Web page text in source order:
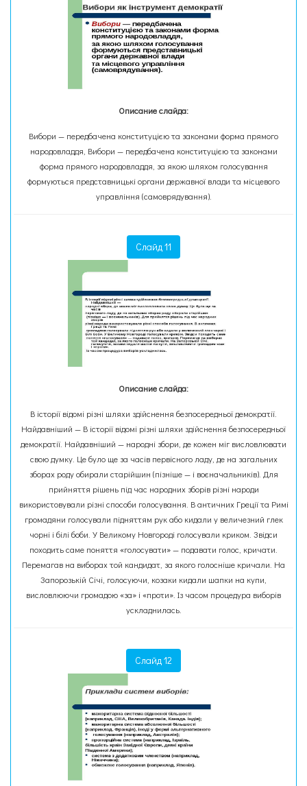
Описание слайда:
Вибори — передбачена конституцією та законами форма прямого
народовладдя, Вибори — передбачена конституцією та законами
форма прямого народовладдя, за якою шляхом голосування
формуються представницькі органи державної влади та місцевого
управління (самоврядування).
Слайд 11
Описание слайда:
В історії відомі різні шляхи здійснення безпосередньої демократії.
Найдавніший — В історії відомі різні шляхи здійснення безпосередньої
демократії. Найдавніший — народні збори, де кожен міг висловлювати
свою думку. Це було ще за часів первісного ладу, де на загальних
зборах роду обирали старійшин (пізніше — і воєначальників). Для
прийняття рішень під час народних зборів різні народи
використовували різні способи голосування. В античних Греції та Римі
громадяни голосували підняттям рук або кидали у величезний глек
чорні і білі боби. У Великому Новгороді голосували криком. Звідси
походить саме поняття «голосувати» — подавати голос, кричати.
Перемагав на виборах той кандидат, за якого голосніше кричали. На
Запорозькій Січі, голосуючи, козаки кидали шапки на купи,
висловлюючи громадою «за» і «проти». Із часом процедура виборів
ускладнилась.
Слайд 12